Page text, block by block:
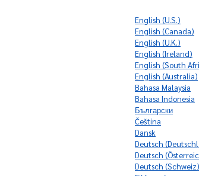
‭English (U.S.)
‭English (Canada)
‭English (U.K.)
‭English (Ireland)
‭English (South
‭English (Australia)
Bahasa Malaysia
Bahasa Indonesia
Български
Čeština
Dansk
‭Deutsch
‭Deutsch
‭Deutsch (Schweiz)